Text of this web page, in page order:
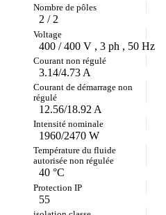
2 / 2
400 / 400 V , 3 ph , 50 Hz
3.14/4.73 A
12.56/18.92 A
1960/2470 W
40 °C
55